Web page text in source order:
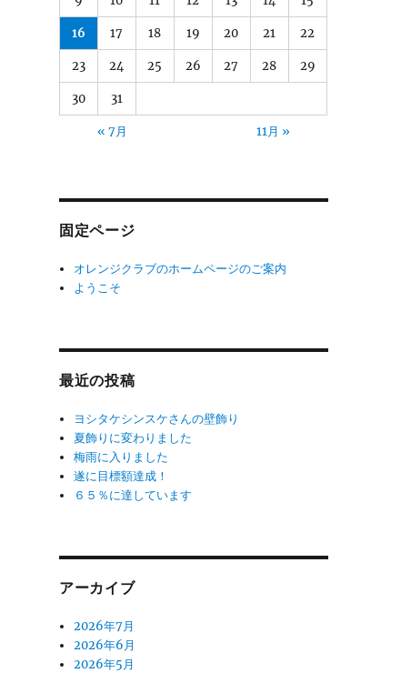
16 17 18 19 20 21 22
23 24 25 26 27 28 29
30 31
« 7月 11月 »
固定ページ
オレンジクラブのホームページのご案内
ようこそ
最近の投稿
ヨシタケシンスケさんの壁飾り
夏飾りに変わりました
梅雨に入りました
遂に目標額達成！
６５％に達しています
アーカイブ
2026年7月
2026年6月
2026年5月